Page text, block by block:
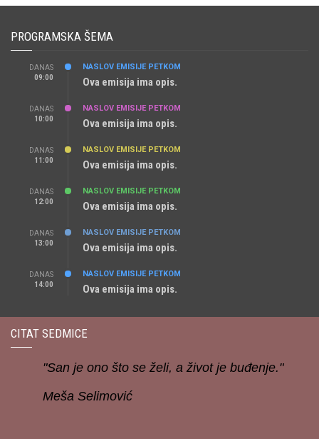
PROGRAMSKA ŠEMA
DANAS
09:00
NASLOV EMISIJE PETKOM
Ova emisija ima opis.
DANAS
10:00
NASLOV EMISIJE PETKOM
Ova emisija ima opis.
DANAS
11:00
NASLOV EMISIJE PETKOM
Ova emisija ima opis.
DANAS
12:00
NASLOV EMISIJE PETKOM
Ova emisija ima opis.
DANAS
13:00
NASLOV EMISIJE PETKOM
Ova emisija ima opis.
DANAS
14:00
NASLOV EMISIJE PETKOM
Ova emisija ima opis.
CITAT SEDMICE
"San je ono što se želi, a život je buđenje."
Meša Selimović